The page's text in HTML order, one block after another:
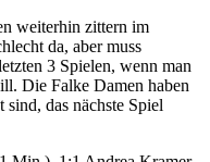
weiterhin zittern im
da, aber muss
3 Spielen, wenn man
Die Falke Damen haben
sind, das nächste Spiel